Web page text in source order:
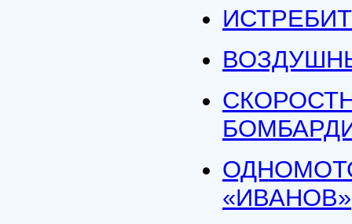
«ИВАНОВ»